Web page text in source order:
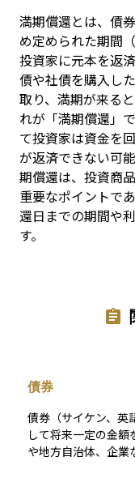
満期償還とは、債
め定められた期間
投資家に元本を返
債や社債を購入し
取り、満期が来る
れが「満期償還」
て投資家は資金を
が返済できない可
期償還は、投資商
重要なポイントで
還日までの期間や
す。
債券
債券（サイケン、英
して将来一定の金額
や地方自治体、企業